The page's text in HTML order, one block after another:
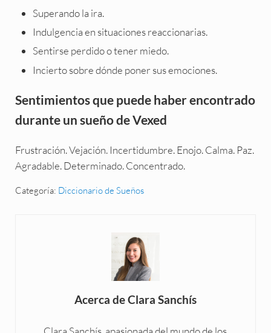
Superando la ira.
Indulgencia en situaciones reaccionarias.
Sentirse perdido o tener miedo.
Incierto sobre dónde poner sus emociones.
Sentimientos que puede haber encontrado
durante un sueño de Vexed
Frustración. Vejación. Incertidumbre. Enojo. Calma. Paz.
Agradable. Determinado. Concentrado.
Categoría: Diccionario de Sueños
Acerca deClara Sanchís